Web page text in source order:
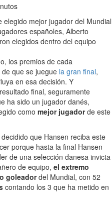
elegido mejor jugador del Mundial
españoles, Alberto
elegidos dentro del equipo
los premios de cada
que se juegue la gran final,
en esa decisión. Y
final, seguramente
ha sido un jugador danés,
como mejor jugadorde este
que Hansen reciba este
porque hasta la final Hansen
de una selección danesa invicta
de equipo, el extremo
goleadordel Mundial, con 52
contando los 3 que ha metido en